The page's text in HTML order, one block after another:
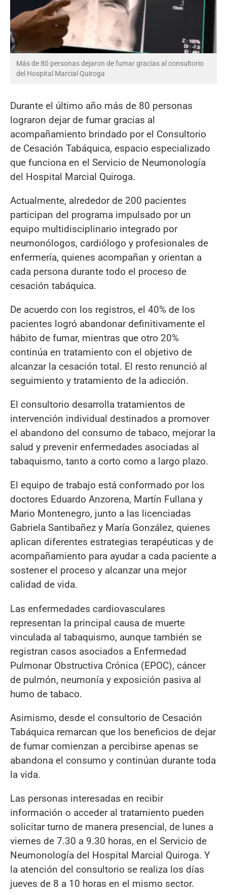
Más de 80 personas dejaron de fumar gracias al consultorio
del Hospital Marcial Quiroga
Durante el último año más de 80 personas
lograron dejar de fumar gracias al
acompañamiento brindado por el Consultorio
de Cesación Tabáquica, espacio especializado
que funciona en el Servicio de Neumonología
del Hospital Marcial Quiroga.
Actualmente, alrededor de 200 pacientes
participan del programa impulsado por un
equipo multidisciplinario integrado por
neumonólogos, cardiólogo y profesionales de
enfermería, quienes acompañan y orientan a
cada persona durante todo el proceso de
cesación tabáquica.
De acuerdo con los registros, el 40% de los
pacientes logró abandonar definitivamente el
hábito de fumar, mientras que otro 20%
continúa en tratamiento con el objetivo de
alcanzar la cesación total. El resto renunció al
seguimiento y tratamiento de la adicción.
El consultorio desarrolla tratamientos de
intervención individual destinados a promover
el abandono del consumo de tabaco, mejorar la
salud y prevenir enfermedades asociadas al
tabaquismo, tanto a corto como a largo plazo.
El equipo de trabajo está conformado por los
doctores Eduardo Anzorena, Martín Fullana y
Mario Montenegro, junto a las licenciadas
Gabriela Santibañez y María González, quienes
aplican diferentes estrategias terapéuticas y de
acompañamiento para ayudar a cada paciente a
sostener el proceso y alcanzar una mejor
calidad de vida.
Las enfermedades cardiovasculares
representan la principal causa de muerte
vinculada al tabaquismo, aunque también se
registran casos asociados a Enfermedad
Pulmonar Obstructiva Crónica (EPOC), cáncer
de pulmón, neumonía y exposición pasiva al
humo de tabaco.
Asimismo, desde el consultorio de Cesación
Tabáquica remarcan que los beneficios de dejar
de fumar comienzan a percibirse apenas se
abandona el consumo y continúan durante toda
la vida.
Las personas interesadas en recibir
información o acceder al tratamiento pueden
solicitar turno de manera presencial, de lunes a
viernes de 7.30 a 9.30 horas, en el Servicio de
Neumonología del Hospital Marcial Quiroga. Y
la atención del consultorio se realiza los días
jueves de 8 a 10 horas en el mismo sector.